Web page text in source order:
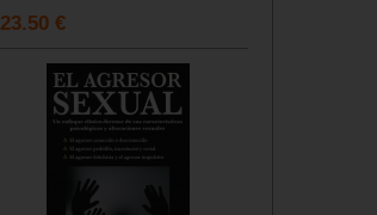
23.50 €